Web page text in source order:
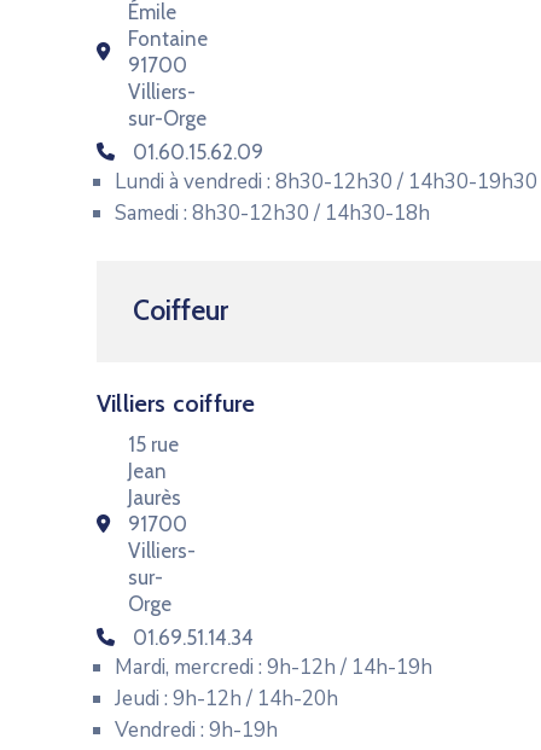
Émile
Fontaine
91700
Villiers-
sur-Orge
01.60.15.62.09
Lundi à vendredi : 8h30-12h30 / 14h30-19h30
Samedi : 8h30-12h30 / 14h30-18h
Coiffeur
Villiers coiffure
15 rue
Jean
Jaurès
91700
Villiers-
sur-
Orge
‭01.69.51.14.34‬
Mardi, mercredi : 9h-12h / 14h-19h
Jeudi : 9h-12h / 14h-20h
Vendredi : 9h-19h